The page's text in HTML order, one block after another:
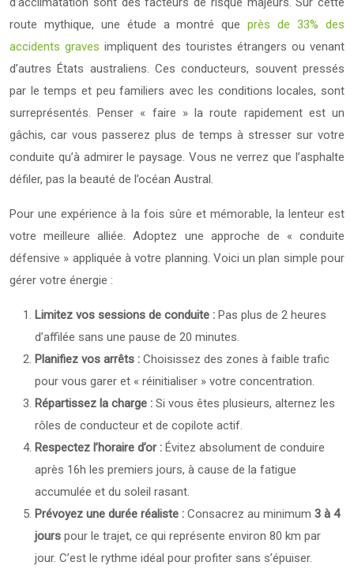
route mythique, une étude a montré queprès de 33% des
accidents graves impliquent des touristes étrangers ou venant
d’autres États australiens. Ces conducteurs, souvent pressés
par le temps et peu familiers avec les conditions locales, sont
surreprésentés. Penser « faire » la route rapidement est un
gâchis, car vous passerez plus de temps à stresser sur votre
conduite qu’à admirer le paysage. Vous ne verrez que l’asphalte
défiler, pas la beauté de l’océan Austral.
Pour une expérience à la fois sûre et mémorable, la lenteur est
votre meilleure alliée. Adoptez une approche de « conduite
défensive » appliquée à votre planning. Voici un plan simple pour
gérer votre énergie :
Limitez vos sessions de conduite : Pas plus de 2 heures
d’affilée sans une pause de 20 minutes.
Planifiez vos arrêts : Choisissez des zones à faible trafic
pour vous garer et « réinitialiser » votre concentration.
Répartissez la charge : Si vous êtes plusieurs, alternez les
rôles de conducteur et de copilote actif.
Respectez l’horaire d’or : Évitez absolument de conduire
après 16h les premiers jours, à cause de la fatigue
accumulée et du soleil rasant.
Prévoyez une durée réaliste : Consacrez au minimum 3 à 4
jours pour le trajet, ce qui représente environ 80 km par
jour. C’est le rythme idéal pour profiter sans s’épuiser.